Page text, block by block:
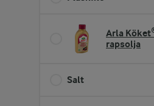
Arla
rapsolja
Salt